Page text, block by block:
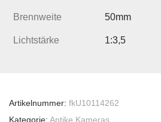
Brennweite 50mm
Lichtstärke 1:3,5
Artikelnummer: fkU10114262
Kategorie: Antike Kameras